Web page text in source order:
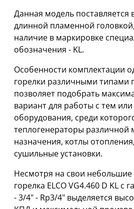
Данная модель поставляется
длинной пламенной
наличие в маркировке
обозначения - KL.
Особенности комплектации
горелки различными типами
позволяет подобрать
вариант для работы с тем
оборудования, среди
теплогенераторы различной
назначения, котлы
сушильные установки.
Несмотря на свои
горелка ELCO VG4.460 D KL с
- 3/4" - Rp3/4" выделяется